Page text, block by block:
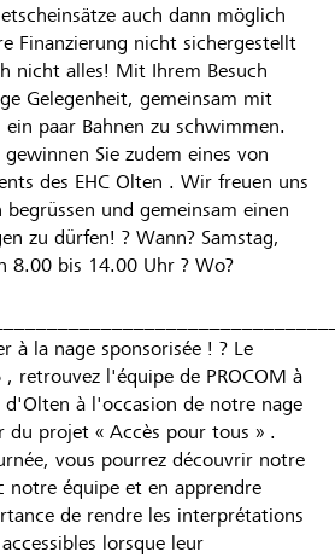
auch dann möglich
Finanzierung nicht sichergestellt
nicht alles! Mit Ihrem Besuch
Gelegenheit, gemeinsam mit
ein paar Bahnen zu schwimmen.
Sie zudem eines von
des EHC Olten . Wir freuen uns
und gemeinsam einen
zu dürfen! ? Wann? Samstag,
8.00 bis 14.00 Uhr ? Wo?
à la nage sponsorisée ! ?‍ Le
retrouvez l'équipe de PROCOM à
d'Olten à l'occasion de notre nage
du projet « Accès pour tous » .
vous pourrez découvrir notre
notre équipe et en apprendre
de rendre les interprétations
lorsque leur